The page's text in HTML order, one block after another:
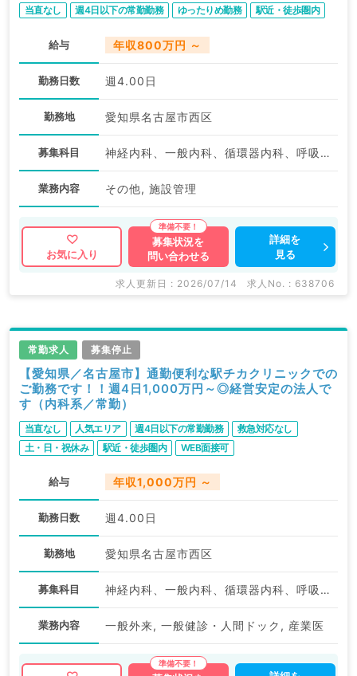
当直なし 週4日以下の常勤勤務 ゆったりめ勤務 駅近・徒歩圏内
給与 年収800万円 ～
勤務日数 週4.00日
勤務地 愛知県名古屋市西区
募集科目 神経内科、一般内科、循環器内科、呼吸器内科、消化器内科、内分泌・代謝内科、腎臓内科、老年内科、外科系全般、一般外科
業務内容 その他, 施設管理
お気に入り
募集状況を
問い合わせる
詳細を
見る
求人更新日 : 2026/07/14 求人No. : 638706
常勤求人 募集停止
【愛知県／名古屋市】通勤便利な駅チカクリニックでの
ご勤務です！！週4日1,000万円～◎経営安定の法人で
す（内科系／常勤）
当直なし 人気エリア 週4日以下の常勤勤務
救急対応なし
土・日・祝休み
駅近・徒歩圏内 WEB面接可
給与 年収1,000万円 ～
勤務日数 週4.00日
勤務地 愛知県名古屋市西区
募集科目 神経内科、一般内科、循環器内科、呼吸器内科、消化器内科、内分泌・代謝内科、腎臓内科
業務内容 一般外来, 一般健診・人間ドック, 産業医